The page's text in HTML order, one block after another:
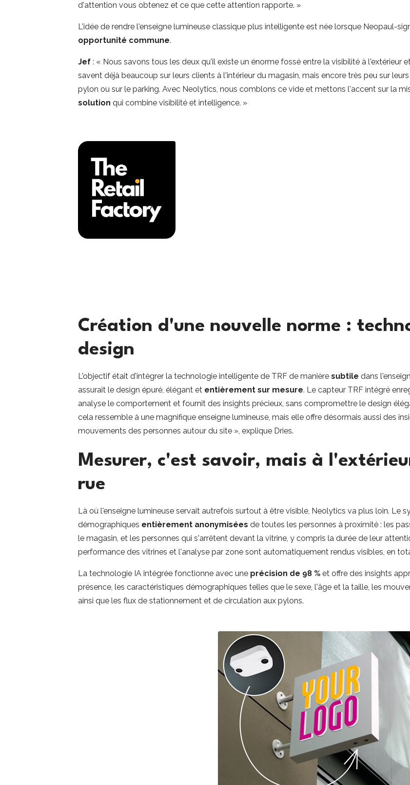
d'attention vous obtenez et ce que cette attention rapporte. »
L'idée de rendre l'enseigne lumineuse classique plus intelligente est née lorsque Neopaul-
opportunité commune.
Jef : « Nous savons tous les deux qu'il existe un énorme fossé entre la visibilité à l'extérieur
savent déjà beaucoup sur leurs clients à l'intérieur du magasin, mais encore très peu sur
pylon ou sur le parking. Avec Neolytics, nous comblons ce vide et mettons l'accent sur la
solution qui combine visibilité et intelligence. »
Création d'une nouvelle norme :
design
L'objectif était d'intégrer la technologie intelligente de TRF de manière subtile dans
assurait le design épuré, élégant et entièrement sur mesure. Le capteur TRF intégré
analyse le comportement et fournit des insights précieux, sans compromettre le design
cela ressemble à une magnifique enseigne lumineuse, mais elle offre désormais aussi des
mouvements des personnes autour du site », explique Dries.
Mesurer, c'est savoir, mais à
rue
Là où l'enseigne lumineuse servait autrefois surtout à être visible, Neolytics va plus loin. Le
démographiques entièrement anonymisées de toutes les personnes à proximité : les
le magasin, et les personnes qui s'arrêtent devant la vitrine, y compris la durée de leur
performance des vitrines et l'analyse par zone sont automatiquement rendus visibles, en
La technologie IA intégrée fonctionne avec une précision de 98 % et offre des insights
présence, les caractéristiques démographiques telles que le sexe, l'âge et la taille, les
ainsi que les flux de stationnement et de circulation aux pylons.